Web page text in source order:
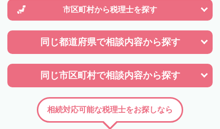
市区町村から税理士を探す
同じ都道府県で相談内容から探す
同じ市区町村で相談内容から探す
相続対応可能な税理士をお探しなら